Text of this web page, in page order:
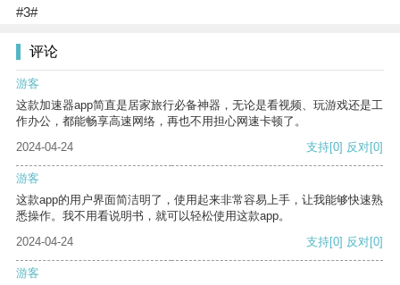
#3#
评论
游客
这款加速器app简直是居家旅行必备神器，无论是看视频、玩游戏还是工
作办公，都能畅享高速网络，再也不用担心网速卡顿了。
2024-04-24
支持[0] 反对[0]
游客
这款app的用户界面简洁明了，使用起来非常容易上手，让我能够快速熟
悉操作。我不用看说明书，就可以轻松使用这款app。
2024-04-24
支持[0] 反对[0]
游客